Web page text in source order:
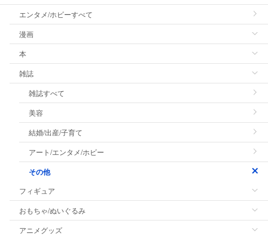
エンタメ/ホビーすべて
漫画
本
雑誌
雑誌すべて
美容
結婚/出産/子育て
アート/エンタメ/ホビー
その他
フィギュア
おもちゃ/ぬいぐるみ
アニメグッズ